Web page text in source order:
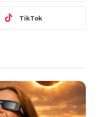
TikTok